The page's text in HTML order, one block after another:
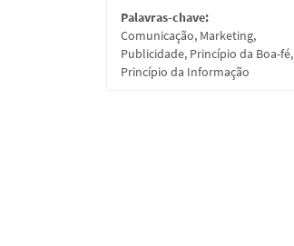
Palavras-chave:
Comunicação, Marketing,
Publicidade, Princípio da Boa-fé,
Princípio da Informação